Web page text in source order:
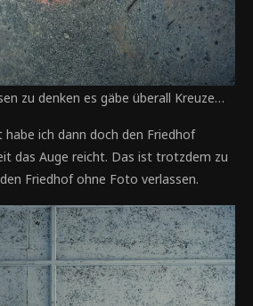
zu denken es gäbe überall Kreuze…
ich dann doch den Friedhof
das Auge reicht. Das ist trotzdem zu
Friedhof ohne Foto verlassen.